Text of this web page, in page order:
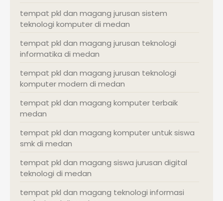
tempat pkl dan magang jurusan sistem
teknologi komputer di medan
tempat pkl dan magang jurusan teknologi
informatika di medan
tempat pkl dan magang jurusan teknologi
komputer modern di medan
tempat pkl dan magang komputer terbaik
medan
tempat pkl dan magang komputer untuk siswa
smk di medan
tempat pkl dan magang siswa jurusan digital
teknologi di medan
tempat pkl dan magang teknologi informasi